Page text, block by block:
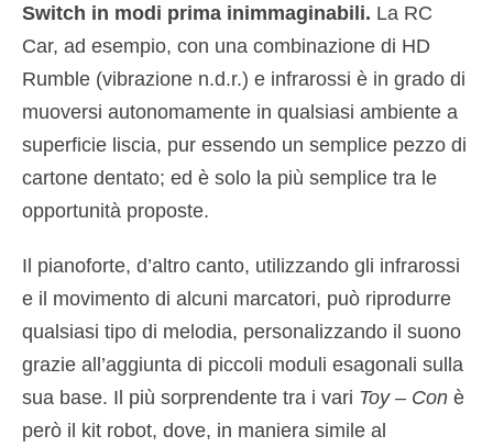
Switch in modi prima inimmaginabili. La RC
Car, ad esempio, con una combinazione di HD
Rumble (vibrazione n.d.r.) e infrarossi è in grado di
muoversi autonomamente in qualsiasi ambiente a
superficie liscia, pur essendo un semplice pezzo di
cartone dentato; ed è solo la più semplice tra le
opportunità proposte.
Il pianoforte, d’altro canto, utilizzando gli infrarossi
e il movimento di alcuni marcatori, può riprodurre
qualsiasi tipo di melodia, personalizzando il suono
grazie all’aggiunta di piccoli moduli esagonali sulla
sua base. Il più sorprendente tra i vari Toy – Con è
però il kit robot, dove, in maniera simile al